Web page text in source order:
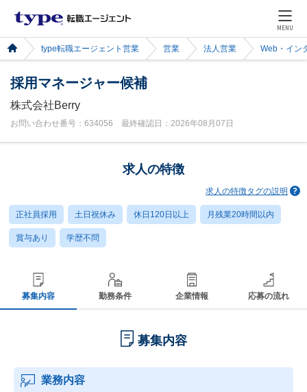
MENU
type転職エージェント営業 営業 法人営業 Web・イン
採用マネージャー候補
株式会社Berry
お問い合わせ番号：634056 最終確認日：2026年08月07日
求人の特徴
求人の特徴タグの説明
正社員採用 土日祝休み 休日120日以上 月残業20時間以内
賞与あり 学歴不問
募集内容 勤務条件 企業情報 応募の流れ
募集内容
業務内容